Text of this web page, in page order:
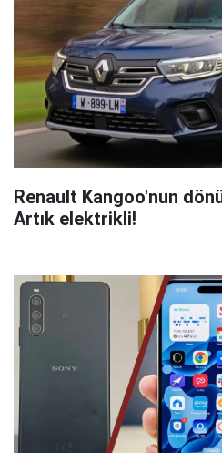
Renault Kangoo'nun
Artık elektrikli!